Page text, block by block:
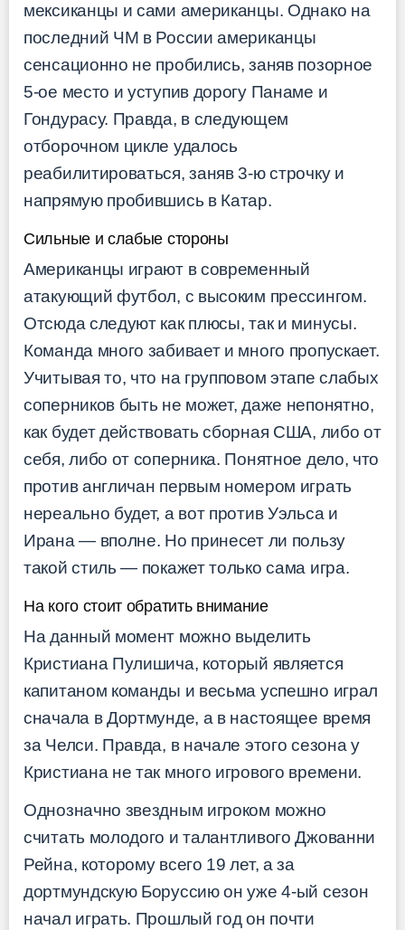
мексиканцы и сами американцы. Однако на
последний ЧМ в России американцы
сенсационно не пробились, заняв позорное
5-ое место и уступив дорогу Панаме и
Гондурасу. Правда, в следующем
отборочном цикле удалось
реабилитироваться, заняв 3-ю строчку и
напрямую пробившись в Катар.
Сильные и слабые стороны
Американцы играют в современный
атакующий футбол, с высоким прессингом.
Отсюда следуют как плюсы, так и минусы.
Команда много забивает и много пропускает.
Учитывая то, что на групповом этапе слабых
соперников быть не может, даже непонятно,
как будет действовать сборная США, либо от
себя, либо от соперника. Понятное дело, что
против англичан первым номером играть
нереально будет, а вот против Уэльса и
Ирана — вполне. Но принесет ли пользу
такой стиль — покажет только сама игра.
На кого стоит обратить внимание
На данный момент можно выделить
Кристиана Пулишича, который является
капитаном команды и весьма успешно играл
сначала в Дортмунде, а в настоящее время
за Челси. Правда, в начале этого сезона у
Кристиана не так много игрового времени.
Однозначно звездным игроком можно
считать молодого и талантливого Джованни
Рейна, которому всего 19 лет, а за
дортмундскую Боруссию он уже 4-ый сезон
начал играть. Прошлый год он почти